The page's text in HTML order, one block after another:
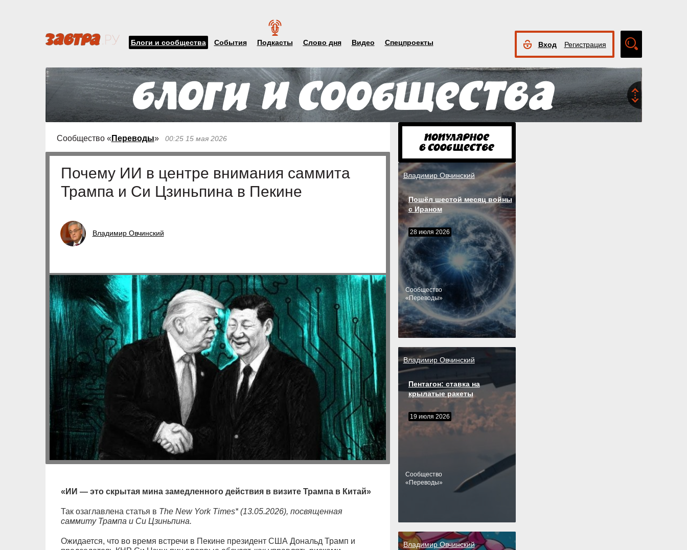
Блоги и сообщества События Подкасты Слово дня Видео Спецпроекты Вход Регистрация
поиск
Сообщество « Переводы» 00:25 15 мая 2026
Почему ИИ в центре внимания саммита
Трампа и Си Цзиньпина в Пекине
Владимир Овчинский
«ИИ — это скрытая мина замедленного действия в визите Трампа в Китай»
Так озаглавлена статья в The New York Times* (13.05.2026), посвященная
саммиту Трампа и Си Цзиньпина.
Ожидается, что во время встречи в Пекине президент США Дональд Трамп и
Владимир Овчинский
Пошёл шестой месяц войны
с Ираном
28 июля 2026
Cообщество
«Переводы»
Владимир Овчинский
Пентагон: ставка на
крылатые ракеты
19 июля 2026
Cообщество
«Переводы»
Владимир Овчинский